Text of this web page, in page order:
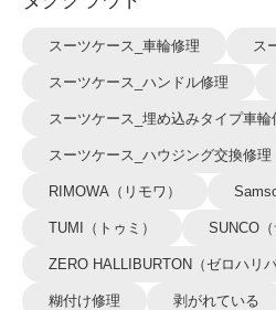
スーツケース_車輪修理 ス
スーツケース_ハンドル修理
スーツケース_埋め込みタイプ車輪
スーツケース_ハウジング交換修理
RIMOWA（リモワ）
TUMI（トゥミ） SUNCO（
ZERO HALLIBURTON（ゼロハリバ
糊付け修理 剥がれている